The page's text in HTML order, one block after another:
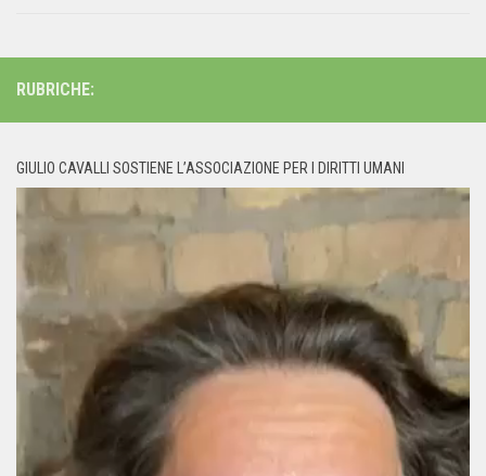
RUBRICHE:
GIULIO CAVALLI SOSTIENE L’ASSOCIAZIONE PER I DIRITTI UMANI
Player